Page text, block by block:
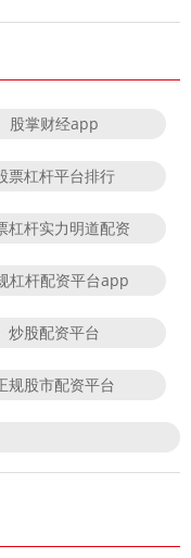
股掌财经app
票杠杆平台排行
杠杆实力明道配资
杠杆配资平台app
炒股配资平台
规股市配资平台